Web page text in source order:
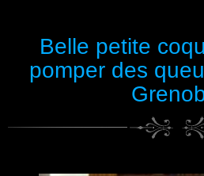
Belle petite
pomper des